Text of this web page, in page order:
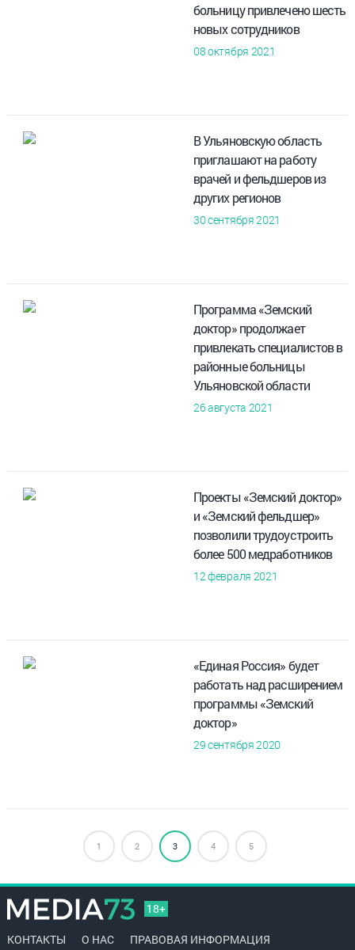
больницу привлечено шесть
новых сотрудников
08 октября 2021
В Ульяновскую область
приглашают на работу
врачей и фельдшеров из
других регионов
30 сентября 2021
Программа «Земский
доктор» продолжает
привлекать специалистов в
районные больницы
Ульяновской области
26 августа 2021
Проекты «Земский доктор»
и «Земский фельдшер»
позволили трудоустроить
более 500 медработников
12 февраля 2021
«Единая Россия» будет
работать над расширением
программы «Земский
доктор»
29 сентября 2020
1 2 3 4 5
18+
КОНТАКТЫ О НАС ПРАВОВАЯ ИНФОРМАЦИЯ